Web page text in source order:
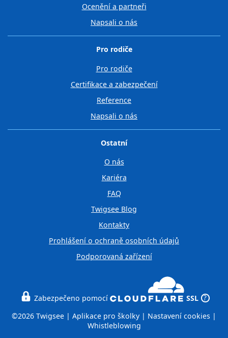
Ocenění a partneři
Napsali o nás
Pro rodiče
Pro rodiče
Certifikace a zabezpečení
Reference
Napsali o nás
Ostatní
O nás
Kariéra
FAQ
Twigsee Blog
Kontakty
Prohlášení o ochraně osobních údajů
Podporovaná zařízení
Zabezpečeno pomocí SSL ?
©2026 Twigsee | Aplikace pro školky | Nastavení cookies |
Whistleblowing